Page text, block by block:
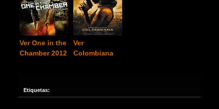
Ver One in the
Chamber 2012
Ver
Colombiana
Etiquetas: